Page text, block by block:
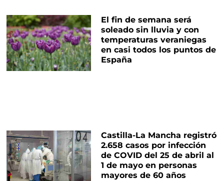
El fin de semana será
soleado sin lluvia y con
temperaturas veraniegas
en casi todos los puntos de
España
Castilla-La Mancha registró
2.658 casos por infección
de COVID del 25 de abril al
1 de mayo en personas
mayores de 60 años